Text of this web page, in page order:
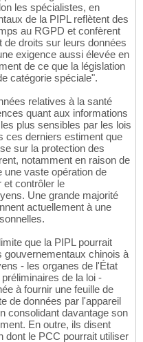
les spécialistes, en
de la PIPL reflètent des
au RGPD et confèrent
droits sur leurs données
exigence aussi élevée en
de ce que la législation
catégorie spéciale".
relatives à la santé
quant aux informations
plus sensibles par les lois
ces derniers estiment que
sur la protection des
notamment en raison de
une vaste opération de
et contrôler le
Une grande majorité
actuellement à une
que la PIPL pourrait
chinois à
- les organes de l'État
de la loi -
à fournir une feuille de
de données par l'appareil
consolidant davantage son
En outre, ils disent
dont le PCC pourrait utiliser